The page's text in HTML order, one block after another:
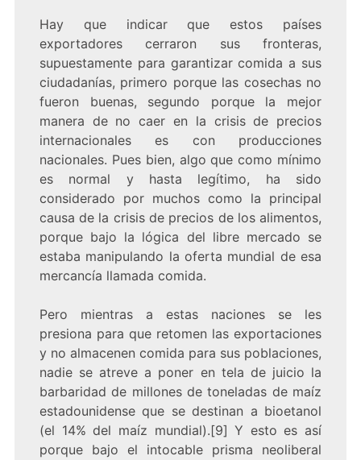
Hay que indicar que estos países
exportadores cerraron sus fronteras,
supuestamente para garantizar comida a sus
ciudadanías, primero porque las cosechas no
fueron buenas, segundo porque la mejor
manera de no caer en la crisis de precios
internacionales es con producciones
nacionales. Pues bien, algo que como mínimo
es normal y hasta legítimo, ha sido
considerado por muchos como la principal
causa de la crisis de precios de los alimentos,
porque bajo la lógica del libre mercado se
estaba manipulando la oferta mundial de esa
mercancía llamada comida.
Pero mientras a estas naciones se les
presiona para que retomen las exportaciones
y no almacenen comida para sus poblaciones,
nadie se atreve a poner en tela de juicio la
barbaridad de millones de toneladas de maíz
estadounidense que se destinan a bioetanol
(el 14% del maíz mundial).[9] Y esto es así
porque bajo el intocable prisma neoliberal